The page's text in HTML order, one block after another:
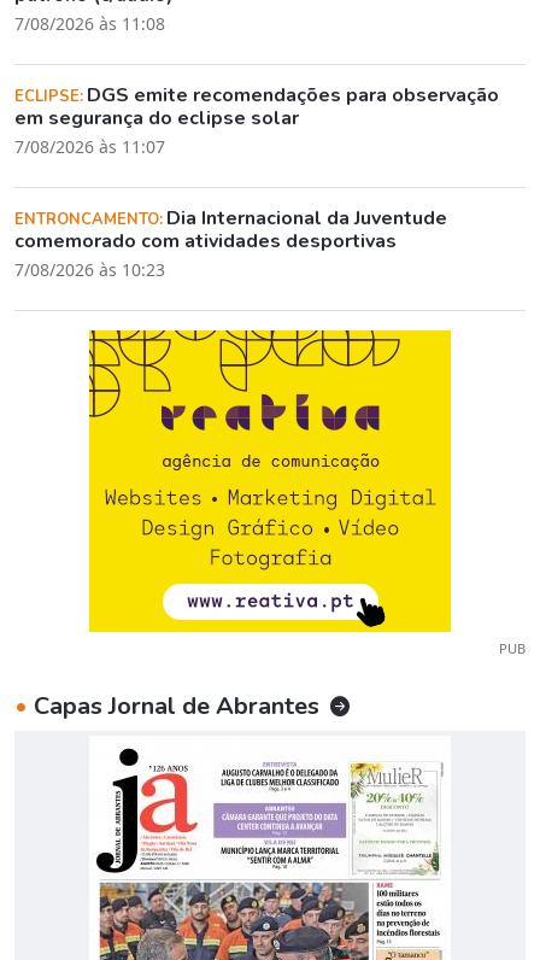
7/08/2026 às 11:08
ECLIPSE: DGS emite recomendações para observação
em segurança do eclipse solar
7/08/2026 às 11:07
ENTRONCAMENTO: Dia Internacional da Juventude
comemorado com atividades desportivas
7/08/2026 às 10:23
PUB
• Capas Jornal de Abrantes